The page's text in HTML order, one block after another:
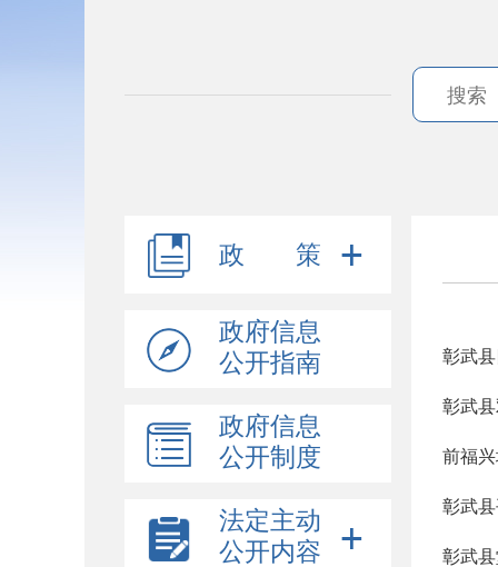
政 策
政府信息
公开指南
政府信息
公开制度
法定主动
公开内容
彰武
彰武
前福
彰武
彰武